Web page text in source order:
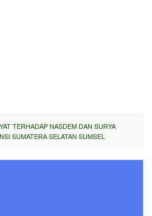
TERHADAP NASDEM DAN SURYA
SUMATERA SELATAN SUMSEL